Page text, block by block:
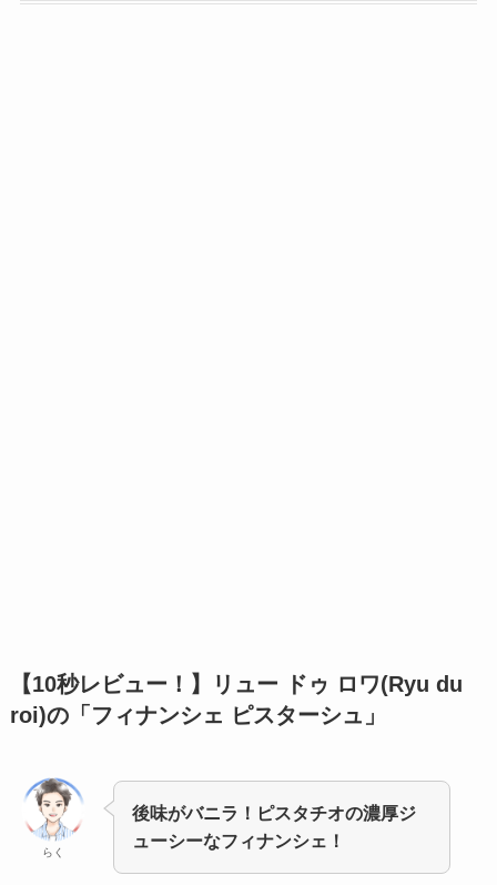
【10秒レビュー！】
リュー ドゥ ロワ(Ryu du
roi)の「フィナンシェ ピスターシュ」
らく
後味がバニラ！ピスタチオの濃厚ジ
ューシーなフィナンシェ！